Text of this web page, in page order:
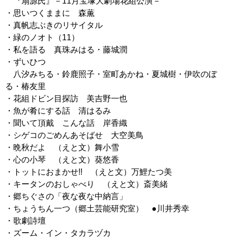
・思いつくままに 森薫
・真帆志ぶきのリサイタル
・緑のノオト（11）
・私を語る 真珠みはる・藤城潤
・ずいひつ
八汐みちる・鈴鹿照子・室町あかね・夏城樹・伊吹のぼ
る・椿友里
・花組ドビン目探訪 美吉野一也
・魚が肴にする話 清はるみ
・聞いて頂戴 こんな話 岸香織
・シゲコのごめんあそばせ 大空美鳥
・晩秋だよ （えと文）舞小雪
・心の小琴 （えと文）葵悠香
・トットにおまかせ!! （えと文）万鯉たつ美
・キータンのおしゃべり （えと文）斎美緒
・郷ちぐさの「夜な夜な中納言」
・ちょうちん一つ（郷土芸能研究室） ●川井秀幸
・歌劇詩壇
・ズーム・イン・タカラヅカ